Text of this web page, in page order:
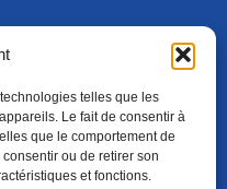
telles que les
Le fait de consentir à
que le comportement de
ou de retirer son
et fonctions.
FENÊTRE)
ADHÉRER